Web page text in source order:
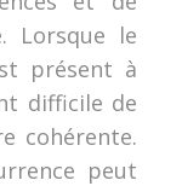
Lorsque le
présent à
difficile de
cohérente.
peut